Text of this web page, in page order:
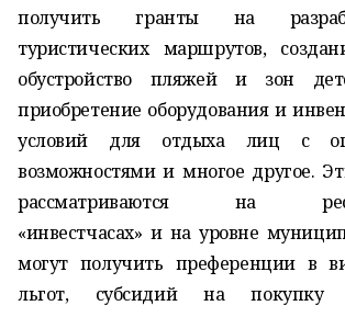
получить гранты на
туристических маршрутов,
обустройство пляжей и зон
приобретение оборудования и
условий для отдыха лиц с
возможностями и многое другое.
рассматриваются на
«инвестчасах» и на уровне
могут получить преференции в
льгот, субсидий на покупку